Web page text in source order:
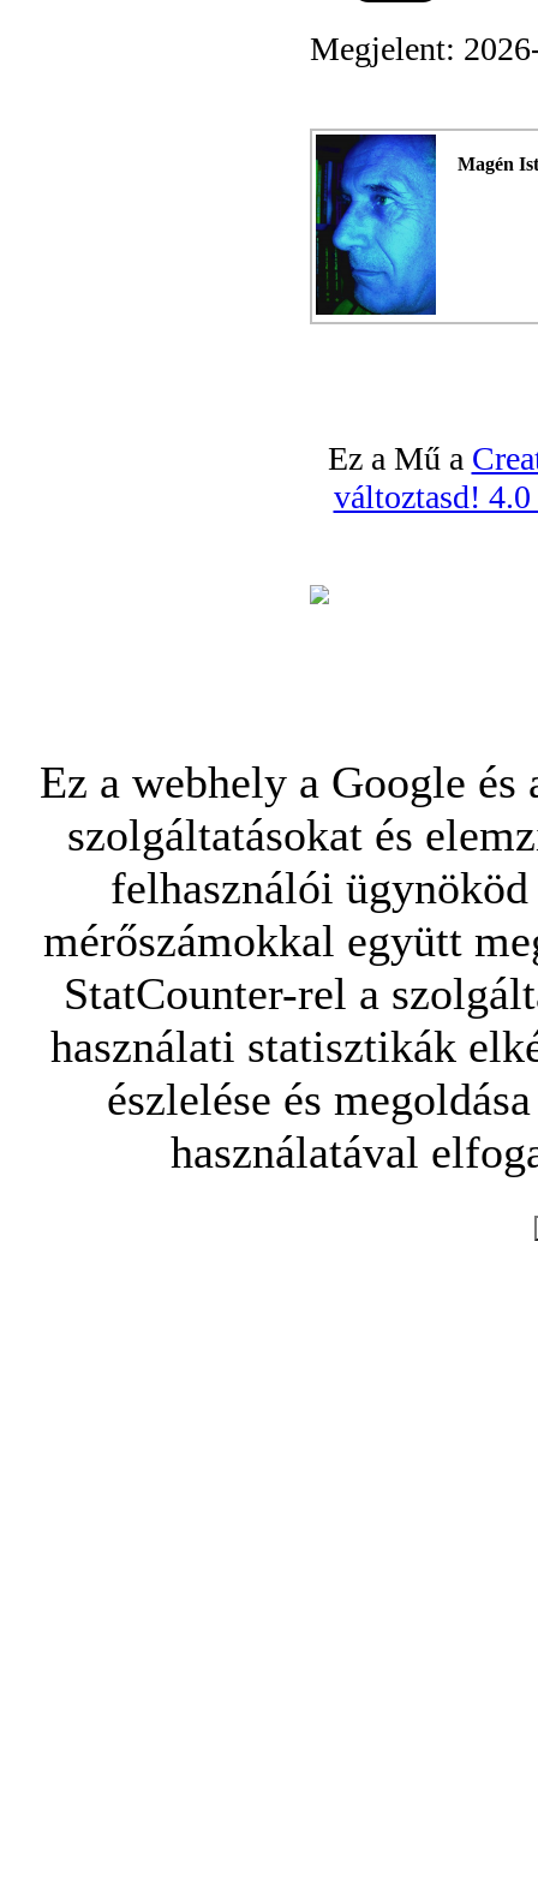
Megjelent:
Magén
Ez a Mű a
változtasd!
Ez a webhely a Google
szolgáltatásokat és
felhasználói
mérőszámokkal együtt
StatCounter-rel a
használati statisztikák
észlelése és
használatával